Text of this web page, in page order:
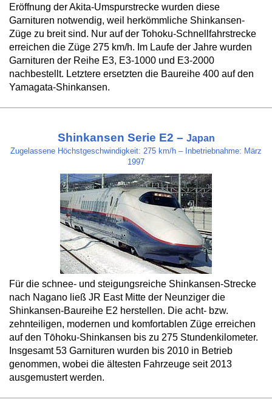
Eröffnung der Akita-Umspurstrecke wurden diese
Garnituren notwendig, weil herkömmliche Shinkansen-
Züge zu breit sind. Nur auf der Tohoku-Schnellfahrstrecke
erreichen die Züge 275 km/h. Im Laufe der Jahre wurden
Garnituren der Reihe E3, E3-1000 und E3-2000
nachbestellt. Letztere ersetzten die Baureihe 400 auf den
Yamagata-Shinkansen.
Shinkansen Serie E2 – Japan
Zugelassene Höchstgeschwindigkeit: 275 km/h – Inbetriebnahme: März
1997
Für die schnee- und steigungsreiche Shinkansen-Strecke
nach Nagano ließ JR East Mitte der Neunziger die
Shinkansen-Baureihe E2 herstellen. Die acht- bzw.
zehnteiligen, modernen und komfortablen Züge erreichen
auf den Tōhoku-Shinkansen bis zu 275 Stundenkilometer.
Insgesamt 53 Garnituren wurden bis 2010 in Betrieb
genommen, wobei die ältesten Fahrzeuge seit 2013
ausgemustert werden.